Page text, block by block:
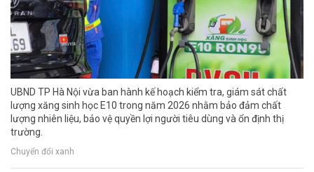
UBND TP Hà Nội vừa ban hành kế hoạch kiểm tra, giám sát chất
lượng xăng sinh học E10 trong năm 2026 nhằm bảo đảm chất
lượng nhiên liệu, bảo vệ quyền lợi người tiêu dùng và ổn định thị
trường.
Chuyển đổi xanh